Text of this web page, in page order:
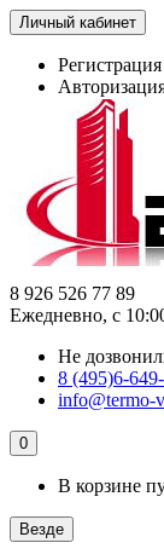
Личный кабинет
Регистрация
8 926 526 77 89
Ежедневно, с
Не
8 (495)6-
info@termo-
0
В корзине
Везде